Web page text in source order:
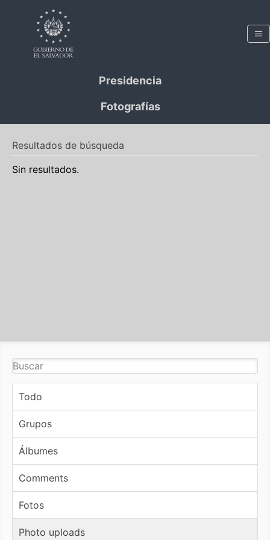
Presidencia
Fotografías
Resultados de búsqueda
Sin resultados.
Todo
Grupos
Álbumes
Comments
Fotos
Photo uploads